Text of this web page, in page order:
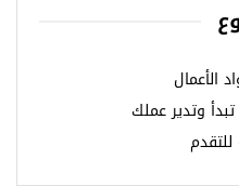
الأعمال
وتدير عملك